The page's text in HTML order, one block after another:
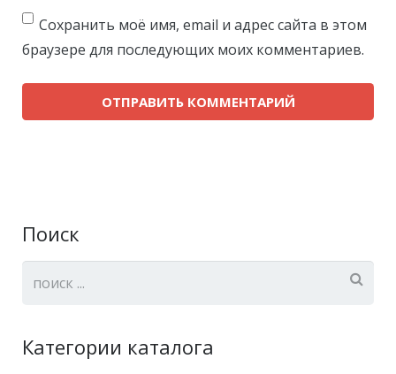
Сохранить моё имя, email и адрес сайта в этом
браузере для последующих моих комментариев.
Поиск
Категории каталога